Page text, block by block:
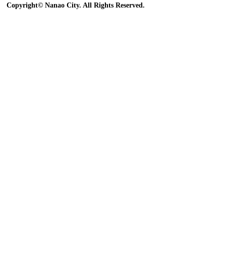
Copyright© Nanao City. All Rights Reserved.